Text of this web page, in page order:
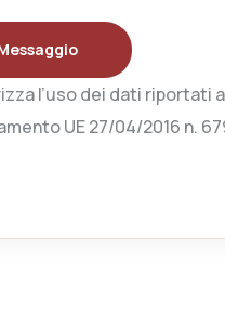
l’uso dei dati riportati
UE 27/04/2016 n.